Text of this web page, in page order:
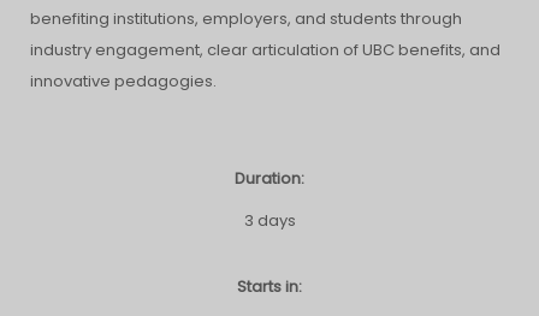
benefiting institutions, employers, and students through
industry engagement, clear articulation of UBC benefits, and
innovative pedagogies.
Duration:
3 days
Starts in: